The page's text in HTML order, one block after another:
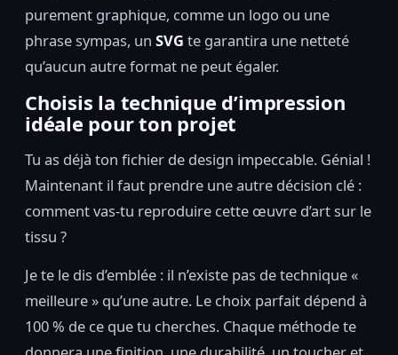
purement graphique, comme un logo ou une
phrase sympas, un SVG te garantira une netteté
qu’aucun autre format ne peut égaler.
Choisis la technique d’impression
idéale pour ton projet
Tu as déjà ton fichier de design impeccable. Génial !
Maintenant il faut prendre une autre décision clé :
comment vas-tu reproduire cette œuvre d’art sur le
tissu ?
Je te le dis d’emblée : il n’existe pas de technique «
meilleure » qu’une autre. Le choix parfait dépend à
100 % de ce que tu cherches. Chaque méthode te